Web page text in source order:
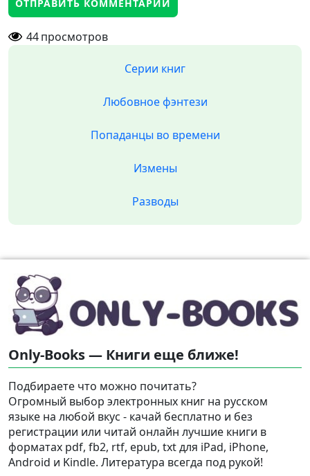
44просмотров
Серии книг
Любовное фэнтези
Попаданцы во времени
Измены
Разводы
Only-Books — Книги еще ближе!
Подбираете что можно почитать?
Огромный выбор электронных книг на русском
языке на любой вкус - качай бесплатно и без
регистрации или читай онлайн лучшие книги в
форматах pdf, fb2, rtf, epub, txt для iPad, iPhone,
Android и Kindle. Литература всегда под рукой!